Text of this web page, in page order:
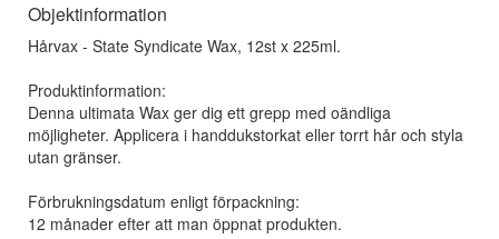
Objektinformation
Hårvax - State Syndicate Wax, 12st x 225ml.
Produktinformation:
Denna ultimata Wax ger dig ett grepp med oändliga
möjligheter. Applicera i handdukstorkat eller torrt hår och styla
utan gränser.
Förbrukningsdatum enligt förpackning:
12 månader efter att man öppnat produkten.